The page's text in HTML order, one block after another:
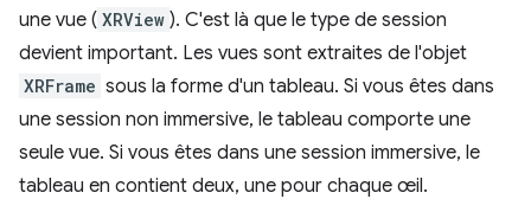
une vue ( XRView ). C'est là que le type de session
devient important. Les vues sont extraites de l'objet
XRFrame sous la forme d'un tableau. Si vous êtes dans
une session non immersive, le tableau comporte une
seule vue. Si vous êtes dans une session immersive, le
tableau en contient deux, une pour chaque œil.